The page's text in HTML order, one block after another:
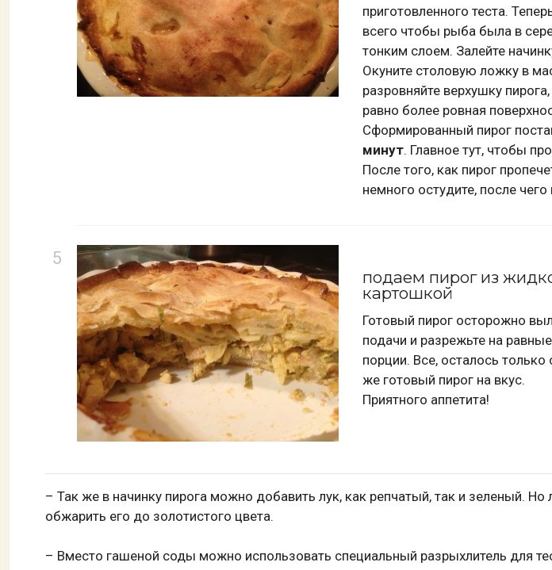
приготовленного теста.
всего чтобы рыба была в
тонким слоем. Залейте
Окуните столовую ложку в
разровняйте верхушку
равно более ровная
Сформированный пирог
минут. Главное тут, чтобы
После того, как пирог
немного остудите, после чего
подаем пирог из
картошкой
Готовый пирог осторожно
подачи и разрежьте на
порции. Все, осталось только
же готовый пирог на вкус.
Приятного аппетита!
– Так же в начинку пирога можно добавить лук, как репчатый, так и зеленый.
обжарить его до золотистого цвета.
– Вместо гашеной соды можно использовать специальный разрыхлитель для